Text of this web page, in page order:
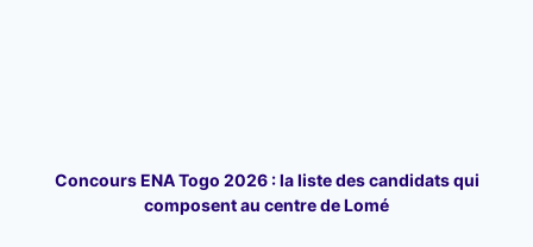
Concours ENA Togo 2026 : la liste des candidats qui
composent au centre de Lomé